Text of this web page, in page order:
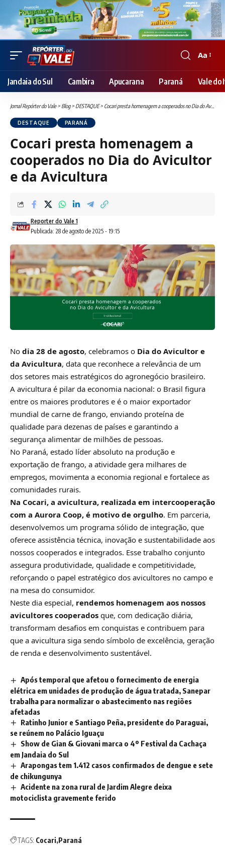
Font
Resizer
Aa
Jandaia do Sul Cambira Apucarana Paraná Vale do
Jornal Repórter do Vale> Blog> DESTAQUE> Cocari presta homenagem a cooperados no Dia do Avicultor e da Avicultura
DESTAQUE PARANÁ
Cocari presta homenagem a
cooperados no Dia do Avicultor
e da Avicultura
Publicada: 28 de agosto de 2025 - 19:15
Reporter do Vale 1
No dia 28 de agosto, celebramos o Dia do Avicultor e
da Avicultura, data que reconhece a relevância de um
dos setores mais estratégicos do agronegócio brasileiro.
A avicultura é pilar da economia nacional: o Brasil figura
entre os maiores produtores e é o maior exportador
mundial de carne de frango, enviando proteína de
qualidade para dezenas de países e garantindo a
segurança alimentar de milhões de pessoas.
No Paraná, estado líder absoluto na produção e
exportação de frango, a atividade gera milhares de
empregos, movimenta a economia regional e fortalece as
comunidades rurais.
Na Cocari, a avicultura, realizada em intercooperação
com a Aurora Coop, é motivo de orgulho. Em parceria,
desenvolvemos um programa sólido de integração, que
oferece assistência técnica, inovação e sustentabilidade aos
nossos cooperados e integrados. Esse trabalho conjunto
assegura produtividade, qualidade e competitividade,
reforçando o papel estratégico dos avicultores no campo e
na mesa do consumidor.
Neste dia especial, rendemos homenagem aos nossos
avicultores cooperados que, com dedicação diária,
transformam desafios em conquistas e contribuem para
que a avicultura siga sendo símbolo de excelência, geração
de renda e desenvolvimento sustentável.
Após temporal que afetou o fornecimento de energia
elétrica em unidades de produção de água tratada, Sanepar
trabalha para normalizar o abastecimento nas regiões
afetadas
Ratinho Junior e Santiago Peña, presidente do Paraguai,
se reúnem no Palácio Iguaçu
Show de Gian & Giovani marca o 4º Festival da Cachaça
em Jandaia do Sul
Arapongas tem 1.412 casos confirmados de dengue e sete
de chikungunya
Acidente na zona rural de Jardim Alegre deixa
motociclista gravemente ferido
TAGS: Cocari Paraná